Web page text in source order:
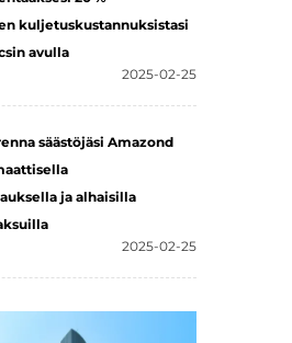
kuljetuskustannuksistasi
avulla
2025-02-25
säästöjäsi Amazond
ja alhaisilla
2025-02-25